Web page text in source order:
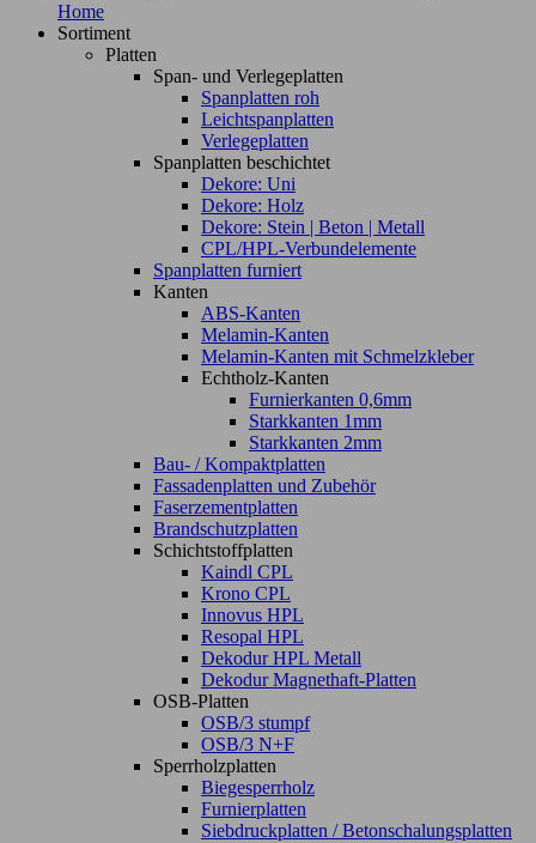
Home
Sortiment
Platten
Span- und Verlegeplatten
Spanplatten roh
Leichtspanplatten
Verlegeplatten
Spanplatten beschichtet
Dekore: Uni
Dekore: Holz
Dekore: Stein | Beton | Metall
CPL/HPL-Verbundelemente
Spanplatten furniert
Kanten
ABS-Kanten
Melamin-Kanten
Melamin-Kanten mit Schmelzkleber
Echtholz-Kanten
Furnierkanten 0,6mm
Starkkanten 1mm
Starkkanten 2mm
Bau- / Kompaktplatten
Fassadenplatten und Zubehör
Faserzementplatten
Brandschutzplatten
Schichtstoffplatten
Kaindl CPL
Krono CPL
Innovus HPL
Resopal HPL
Dekodur HPL Metall
Dekodur Magnethaft-Platten
OSB-Platten
OSB/3 stumpf
OSB/3 N+F
Sperrholzplatten
Biegesperrholz
Furnierplatten
Siebdruckplatten / Betonschalungsplatten